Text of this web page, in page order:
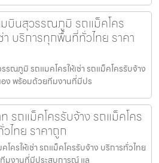
มบินสุวรรณภูมิ รถแม็คโคร
า บริการทุกพื้นที่ทั่วไทย ราคา
ณภูมิ รถแมคโครให้เช่า รถแม็คโครรับจ้าง
อง พร้อมด้วยทีมงานที่มีปร
รถแม็คโครรับจ้าง รถแม็คโคร
ไทย ราคาถูก
โครให้เช่า รถแม็คโครรับจ้าง บริการทั่วไทย
มงานที่มีประสบการณ์ แล